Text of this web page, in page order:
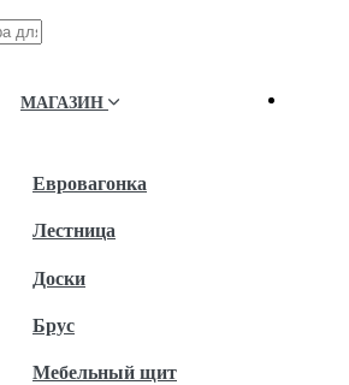
МАГАЗИН
Евровагонка
Лестница
Доски
Брус
Мебельный щит